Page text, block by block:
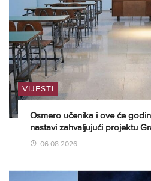
VIJESTI
Osmero učenika i ove će
nastavi zahvaljujući projektu
06.08.2026